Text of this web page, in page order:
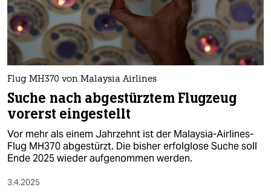
nord
wahrheit
verlag
verlag
veranstaltungen
shop
fragen & hilfe
Flug MH370 von Malaysia Airlines
Suche nach abgestürztem Flugzeug
vorerst eingestellt
Vor mehr als einem Jahrzehnt ist der Malaysia-Airlines-
Flug MH370 abgestürzt. Die bisher erfolglose Suche soll
Ende 2025 wieder aufgenommen werden.
3.4.2025